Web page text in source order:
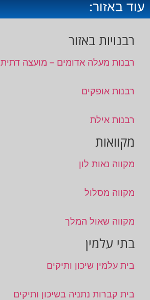
עוד באזור:
רבנויות באזור
רבנות מעלה אדומים – מועצה דתית
רבנות אופקים
רבנות אילת
מקוואות
מקווה נאות לון
מקווה מסלול
מקווה שאול המלך
בתי עלמין
בית עלמין שיכון ותיקים
בית קברות נתניה בשיכון ותיקים